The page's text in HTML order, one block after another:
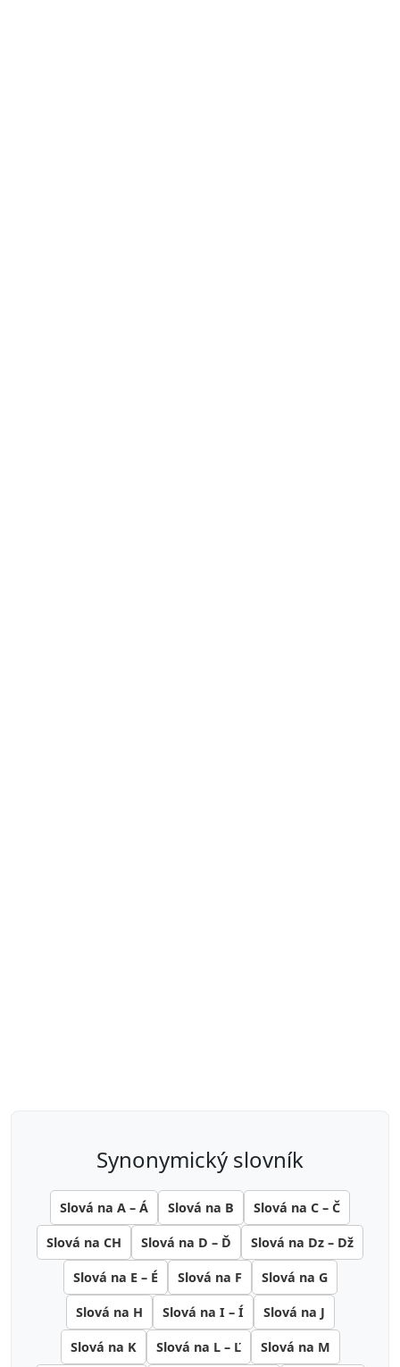
synonymický slovník
Slová na A – Á Slová na B Slová na C – Č
Slová na CH Slová na D – Ď Slová na Dz – Dž
Slová na E – É Slová na F Slová na G
Slová na H Slová na I – Í Slová na J
Slová na K Slová na L – Ľ Slová na M